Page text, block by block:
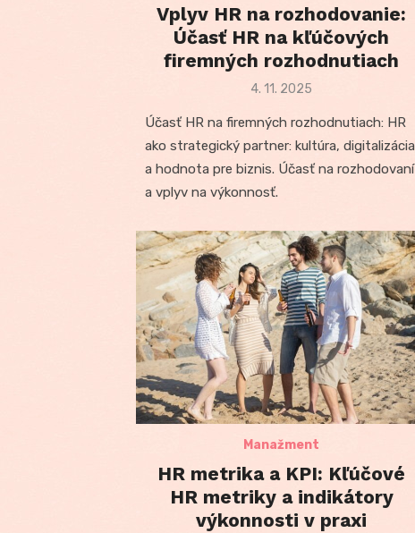
Vplyv HR na rozhodovanie:
Účasť HR na kľúčových
firemných rozhodnutiach
Posted
4. 11. 2025
Účasť HR na firemných rozhodnutiach: HR
ako strategický partner: kultúra, digitalizácia
a hodnota pre biznis. Účasť na rozhodovaní
a vplyv na výkonnosť.
Manažment
HR metrika a KPI: Kľúčové
HR metriky a indikátory
výkonnosti v praxi